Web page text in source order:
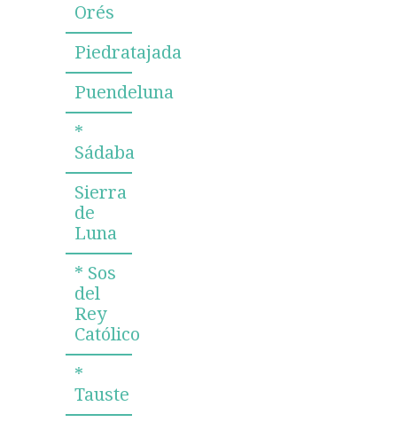
Orés
Piedratajada
Puendeluna
*
Sádaba
Sierra
de
Luna
* Sos
del
Rey
Católico
*
Tauste